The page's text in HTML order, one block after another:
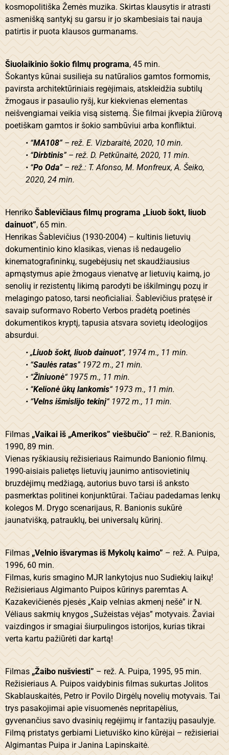
kosmopolitiška Žemės muzika. Skirtas klausytis ir atrasti
asmenišką santykį su garsu ir jo skambesiais tai nauja
patirtis ir puota klausos gurmanams.
Šiuolaikinio šokio filmų programa, 45 min.
Šokantys kūnai susilieja su natūralios gamtos formomis,
pavirsta architektūriniais regėjimais, atskleidžia subtilų
žmogaus ir pasaulio ryšį, kur kiekvienas elementas
neišvengiamai veikia visą sistemą. Šie filmai įkvepia žiūrovą
poetiškam gamtos ir šokio sambūviui arba konfliktui.
• “MA108” – rež. E. Vizbaraitė, 2020, 10 min.
• “Dirbtinis” – rež. D. Petkūnaitė, 2020, 11 min.
• “Po Oda” – rež.: T. Afonso, M. Monfreux, A. Šeiko,
2020, 24 min.
Henriko Šablevičiaus filmų programa „Liuob šokt, liuob
dainuot”, 65 min.
Henrikas Šablevičius (1930-2004) – kultinis lietuvių
dokumentinio kino klasikas, vienas iš nedaugelio
kinematografininkų, sugebėjusių net skaudžiausius
apmąstymus apie žmogaus vienatvę ar lietuvių kaimą, jo
senolių ir rezistentų likimą parodyti be iškilmingų pozų ir
melagingo patoso, tarsi neoficialiai. Šablevičius pratęsė ir
savaip suformavo Roberto Verbos pradėtą poetinės
dokumentikos kryptį, tapusia atsvara sovietų ideologijos
absurdui.
• „Liuob šokt, liuob dainuot“, 1974 m., 11 min.
• “Saulės ratas” 1972 m., 21 min.
• “Žiniuonė“ 1975 m., 11 min.
• “Kelionė ūkų lankomis“ 1973 m., 11 min.
• “Velns išmislijo tekinį“ 1972 m., 11 min.
Filmas „Vaikai iš „Amerikos” viešbučio” – rež. R.Banionis,
1990, 89 min.
Vienas ryškiausių režisieriaus Raimundo Banionio filmų.
1990-aisiais palietęs lietuvių jaunimo antisovietinių
bruzdėjimų medžiagą, autorius buvo tarsi iš anksto
pasmerktas politinei konjunktūrai. Tačiau padedamas lenkų
kolegos M. Drygo scenarijaus, R. Banionis sukūrė
jaunatvišką, patrauklų, bei universalų kūrinį.
Filmas „Velnio išvarymas iš Mykolų kaimo” – rež. A. Puipa,
1996, 60 min.
Filmas, kuris smagino MJR lankytojus nuo Sudiekių laikų!
Režisieriaus Algimanto Puipos kūrinys paremtas A.
Kazakevičienės pjesės „Kaip velnias akmenį nešė” ir N.
Vėliaus sakmių knygos „Sužeistas vėjas” motyvais. Žaviai
vaizdingos ir smagiai šiurpulingos istorijos, kurias tikrai
verta kartu pažiūrėti dar kartą!
Filmas „Žaibo nušviesti” – rež. A. Puipa, 1995, 95 min.
Režisieriaus A. Puipos vaidybinis filmas sukurtas Jolitos
Skablauskaitės, Petro ir Povilo Dirgėlų novelių motyvais. Tai
trys pasakojimai apie visuomenės nepritapėlius,
gyvenančius savo dvasinių regėjimų ir fantazijų pasaulyje.
Filmą pristatys gerbiami Lietuviško kino kūrėjai – režisieriai
Algimantas Puipa ir Janina Lapinskaitė.